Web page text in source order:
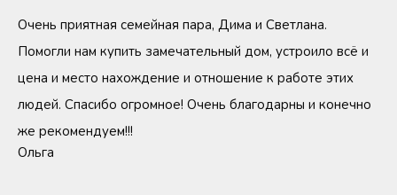
Очень приятная семейная пара, Дима и Светлана.
Помогли нам купить замечательный дом, устроило всё и
цена и место нахождение и отношение к работе этих
людей. Спасибо огромное! Очень благодарны и конечно
же рекомендуем!!!
Ольга